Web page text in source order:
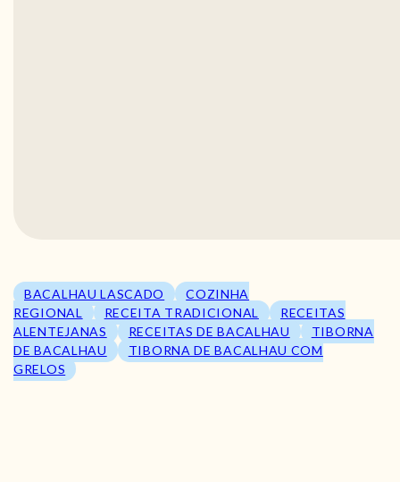
BACALHAU LASCADO
COZINHA
REGIONAL
RECEITA TRADICIONAL
RECEITAS
ALENTEJANAS
RECEITAS DE BACALHAU
TIBORNA
DE BACALHAU
TIBORNA DE BACALHAU COM
GRELOS